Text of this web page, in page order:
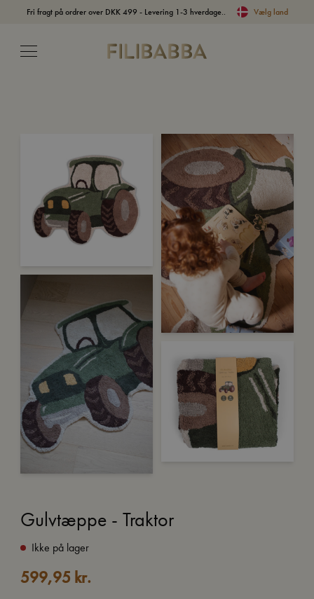
Fri fragt på ordrer over DKK 499 - Levering 1-3 hverdage.. Vælg land
Gulvtæppe - Traktor
Ikke på lager
599,95 kr.